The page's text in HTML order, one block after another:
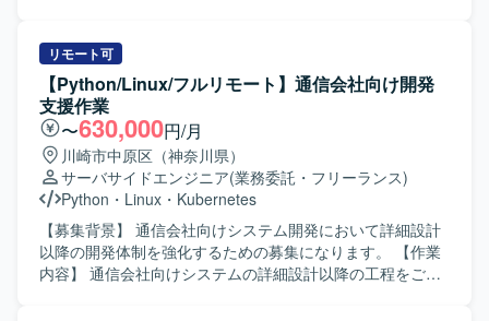
査や要件の洗い出し、対応方針の策定などの上流工程を中
心にご対応いただきます。上流工程を担当しているプロパ
ーを中心とした体制に参画し、開発要員としてシステム商
用化に向けた各種対応を行います。 【求める人物像】 関係
者と円滑にコミュニケーションを取りながら、基本設計以
降の工程を主体的に進めていただける方を求めています。
テスト観点をしっかり持ち、説明や実施を自律的に行える
方を歓迎いたします。 【ポジションの魅力】 AWSを活用し
たクラウドベースのエネルギーマネジメントシステムに上
流工程から関わることができ、アーキテクチャ設計から開
発、テストまで一貫して携わることができます。電力や
リモート可
【Python/Linux/フルリモート】通信会社向け開発
支援作業
〜630,000円/月
川崎市中原区（神奈川県）
サーバサイドエンジニア(業務委託・フリーランス)
Python ・ Linux ・ Kubernetes
【募集背景】 通信会社向けシステム開発において詳細設計
以降の開発体制を強化するための募集になります。 【作業
内容】 通信会社向けシステムの詳細設計以降の工程をご担